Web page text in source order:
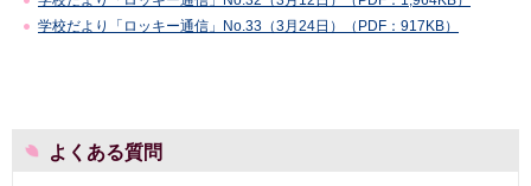
学校だより「ロッキー通信」No.33（3月24日）（PDF：917KB）
よくある質問